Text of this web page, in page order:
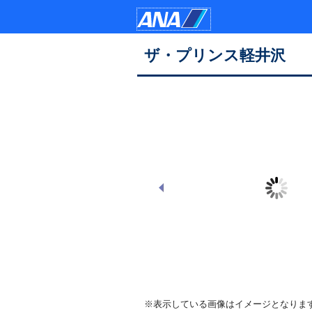
ザ・プリンス軽井沢
※表示している画像はイメージとなりま